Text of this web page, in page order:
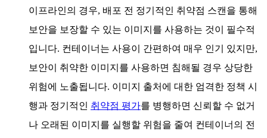
이프라인의 경우, 배포 전 정기적인 취약점 스캔을 통해
보안을 보장할 수 있는 이미지를 사용하는 것이 필수적
입니다. 컨테이너는 사용이 간편하여 매우 인기 있지만,
보안이 취약한 이미지를 사용하면 침해될 경우 상당한
위험에 노출됩니다. 이미지 출처에 대한 엄격한 정책 시
행과 정기적인 취약점 평가를 병행하면 신뢰할 수 없거
나 오래된 이미지를 실행할 위험을 줄여 컨테이너의 전